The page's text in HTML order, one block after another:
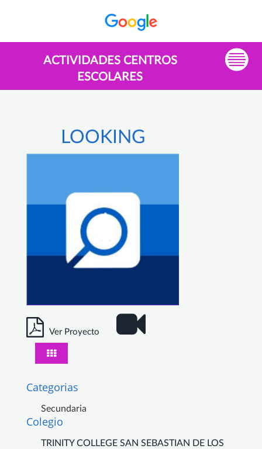
ACTIVIDADES CENTROS
ESCOLARES
LOOKING
Ver Proyecto
Categorias
Secundaria
Colegio
TRINITY COLLEGE SAN SEBASTIAN DE LOS